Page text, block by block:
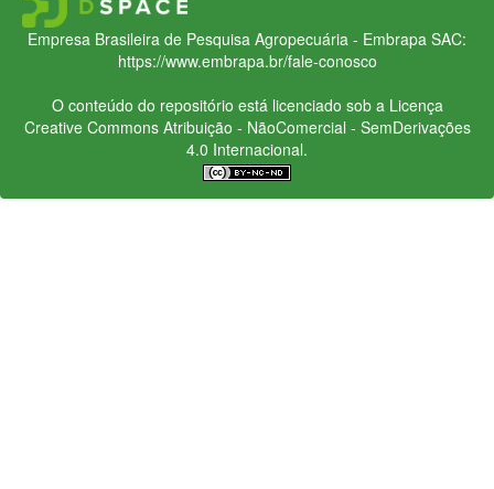
Empresa Brasileira de Pesquisa Agropecuária - Embrapa SAC:
https://www.embrapa.br/fale-conosco
O conteúdo do repositório está licenciado sob a Licença
Creative CommonsAtribuição - NãoComercial - SemDerivações
4.0 Internacional.